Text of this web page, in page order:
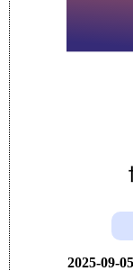
2025-09-